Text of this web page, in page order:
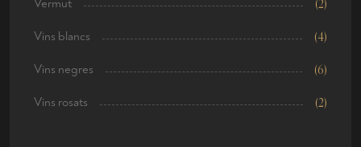
Vermut (2)
Vins blancs (4)
Vins negres (6)
Vins rosats (2)